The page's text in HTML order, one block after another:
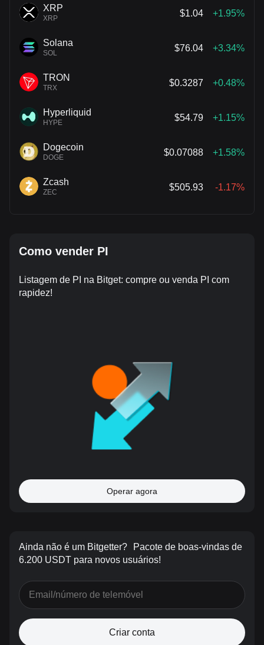
XRP
XRP
$1.04 +1.95%
Solana
SOL
$76.04 +3.34%
TRON
TRX
$0.3287 +0.48%
Hyperliquid
HYPE
$54.79 +1.15%
Dogecoin
DOGE
$0.07088 +1.58%
Zcash
ZEC
$505.93 -1.17%
Como vender PI
Listagem de PI na Bitget: compre ou venda PI com
rapidez!
Operar agora
Ainda não é um Bitgetter?
Pacote de boas-vindas de
6.200 USDT para novos usuários!
Criar conta